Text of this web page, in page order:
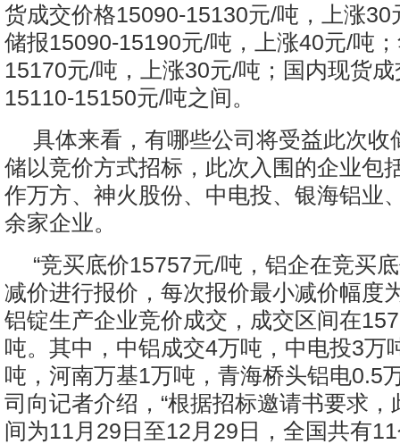
货成交价格15090-15130元/吨，上涨30
储报15090-15190元/吨，上涨40元/吨
15170元/吨，上涨30元/吨；国内现货
15110-15150元/吨之间。
具体来看，有哪些公司将受益此次收
储以竞价方式招标，此次入围的企业包
作万方、神火股份、中电投、银海铝业
余家企业。
“竞买底价15757元/吨，铝企在竞买
减价进行报价，每次报价最小减价幅度
铝锭生产企业竞价成交，成交区间在
吨。其中，中铝成交4万吨，中电投3万
吨，河南万基1万吨，青海桥头铝电0.5
司向记者介绍，“根据招标邀请书要求
间为11月29日至12月29日，全国共有